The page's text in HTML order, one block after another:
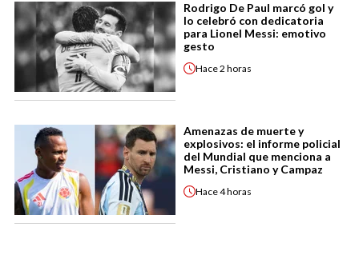
Rodrigo De Paul marcó gol y
lo celebró con dedicatoria
para Lionel Messi: emotivo
gesto
Hace2 horas
Amenazas de muerte y
explosivos: el informe policial
del Mundial que menciona a
Messi, Cristiano y Campaz
Hace4 horas